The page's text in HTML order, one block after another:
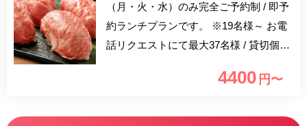
（月・火・水）のみ完全ご予約制 / 即予
約ランチプランです。 ※19名様～ お電
話リクエストにて最大37名様 / 貸切個室
等級）プレミアム松阪牛（A5等級）プレ
4400 円〜